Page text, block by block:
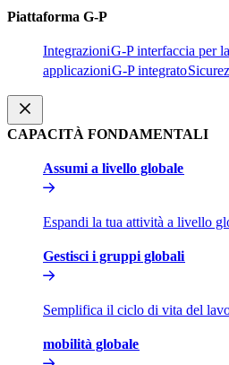
Piattaforma G-P​​
Integrazioni​​G-P interfaccia per
applicazioni​​G-P integrato​​
CAPACITÀ FONDAMENTALI​​
Assumi a livello globale​​
Espandi la tua attività a livello
Gestisci i gruppi globali​​
Semplifica il ciclo di vita del
mobilità globale​​